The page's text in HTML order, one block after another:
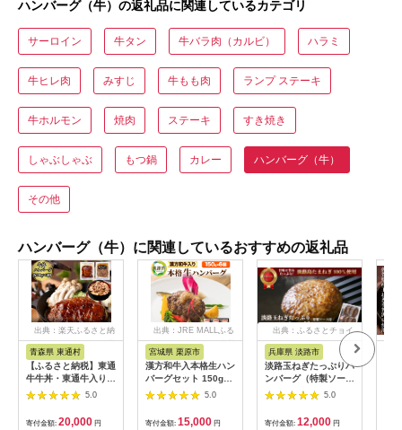
ハンバーグ（牛）の返礼品に関連しているカテゴリ
サーロイン 牛タン 牛バラ肉（カルビ） ハラミ
牛ヒレ肉 みすじ 牛もも肉 ランプ ステーキ
牛ホルモン 焼肉 ステーキ すき焼き
しゃぶしゃぶ もつ鍋 カレー ハンバーグ（牛）
その他
ハンバーグ（牛）に関連しているおすすめの返礼品
出典：楽天ふるさと納
税
青森県 東通村
【ふるさと納税】東通
牛牛丼・東通牛入り煮
込みハンバーグセット
5.0
寄付金額: 20,000 円
出典：JRE MALLふる
さと納税
宮城県 栗原市
漢方和牛入本格生ハン
バーグセット 150g×6
個
5.0
寄付金額: 15,000 円
出典：ふるさとチョイ
兵庫県 淡路市
淡路玉ねぎたっぷりハ
ンバーグ（特製ソース
付）140g×6個 5.0
寄付金額: 12,000 円